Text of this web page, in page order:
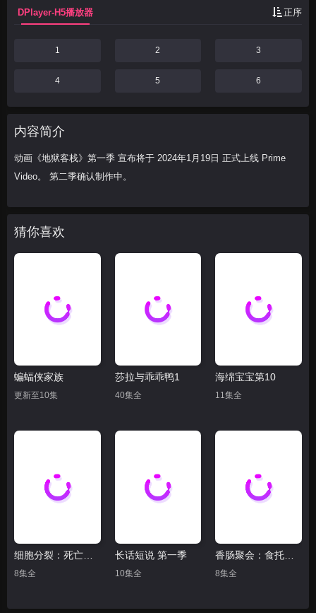
DPlayer-H5播放器 正序
1 2 3
4 5 6
内容简介
动画《地狱客栈》第一季 宣布将于 2024年1月19日 正式上线 Prime
Video。 第二季确认制作中。
猜你喜欢
蝙蝠侠家族
更新至10集
莎拉与乖乖鸭1
40集全
海绵宝宝第10
11集全
8集全
长话短说 第一季
10集全 8集全